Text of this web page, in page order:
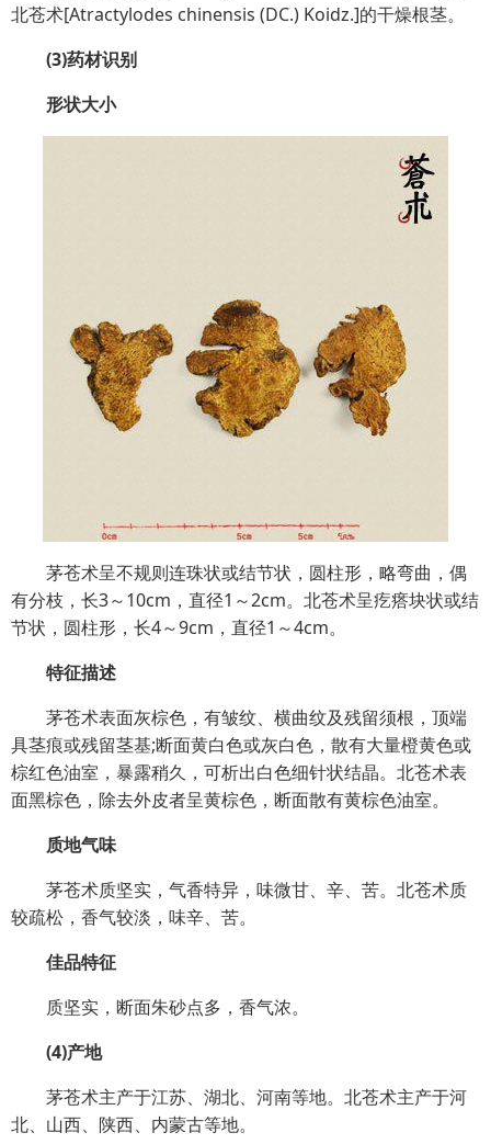
北苍术[Atractylodes chinensis (DC.) Koidz.]的干燥根茎。
(3)药材识别
形状大小
茅苍术呈不规则连珠状或结节状，圆柱形，略弯曲，偶
有分枝，长3～10cm，直径1～2cm。北苍术呈疙瘩块状或结
节状，圆柱形，长4～9cm，直径1～4cm。
特征描述
茅苍术表面灰棕色，有皱纹、横曲纹及残留须根，顶端
具茎痕或残留茎基;断面黄白色或灰白色，散有大量橙黄色或
棕红色油室，暴露稍久，可析出白色细针状结晶。北苍术表
面黑棕色，除去外皮者呈黄棕色，断面散有黄棕色油室。
质地气味
茅苍术质坚实，气香特异，味微甘、辛、苦。北苍术质
较疏松，香气较淡，味辛、苦。
佳品特征
质坚实，断面朱砂点多，香气浓。
(4)产地
茅苍术主产于江苏、湖北、河南等地。北苍术主产于河
北、山西、陕西、内蒙古等地。